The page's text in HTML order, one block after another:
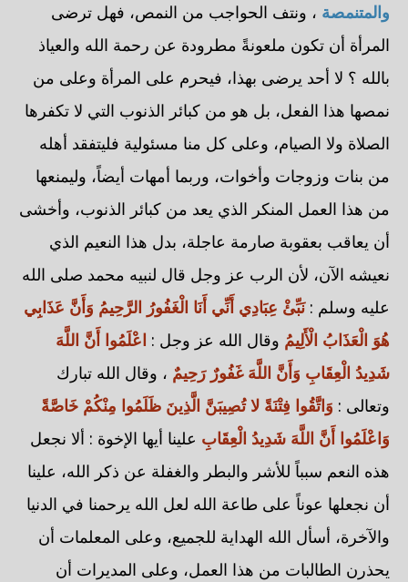
والمتنمصة ، ونتف الحواجب من النمص، فهل ترضى
المرأة أن تكون ملعونةً مطرودة عن رحمة الله والعياذ
بالله ؟ لا أحد يرضى بهذا، فيحرم على المرأة وعلى من
نمصها هذا الفعل، بل هو من كبائر الذنوب التي لا تكفرها
الصلاة ولا الصيام، وعلى كل منا مسئولية فليتفقد أهله
من بنات وزوجات وأخوات، وربما أمهات أيضاً، وليمنعها
من هذا العمل المنكر الذي يعد من كبائر الذنوب، وأخشى
أن يعاقب بعقوبة صارمة عاجلة، بدل هذا النعيم الذي
نعيشه الآن، لأن الرب عز وجل قال لنبيه محمد صلى الله
عليه وسلم :نَبِّئْ عِبَادِي أَنِّي أَنَا الْغَفُورُ الرَّحِيمُ وَأَنَّ عَذَابِي
هُوَ الْعَذَابُ الْأَلِيمُ وقال الله عز وجل : اعْلَمُوا أَنَّ اللَّهَ
شَدِيدُ الْعِقَابِ وَأَنَّ اللَّهَ غَفُورٌ رَحِيمٌ ، وقال الله تبارك
وتعالى : وَاتَّقُوا فِتْنَةً لا تُصِيبَنَّ الَّذِينَ ظَلَمُوا مِنْكُمْ خَاصَّةً
وَاعْلَمُوا أَنَّ اللَّهَ شَدِيدُ الْعِقَابِ علينا أيها الإخوة : ألا نجعل
هذه النعم سبباً للأشر والبطر والغفلة عن ذكر الله، علينا
أن نجعلها عوناً على طاعة الله لعل الله يرحمنا في الدنيا
والآخرة، أسأل الله الهداية للجميع، وعلى المعلمات أن
يحذرن الطالبات من هذا العمل، وعلى المديرات أن